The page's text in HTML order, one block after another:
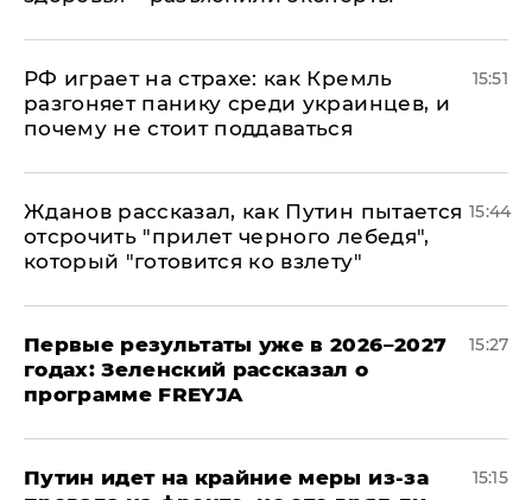
РФ играет на страхе: как Кремль
разгоняет панику среди украинцев, и
почему не стоит поддаваться
15:51
Жданов рассказал, как Путин пытается
отсрочить "прилет черного лебедя",
который "готовится ко взлету"
15:44
Первые результаты уже в 2026–2027
годах: Зеленский рассказал о
программе FREYJA
15:27
Путин идет на крайние меры из-за
15:15